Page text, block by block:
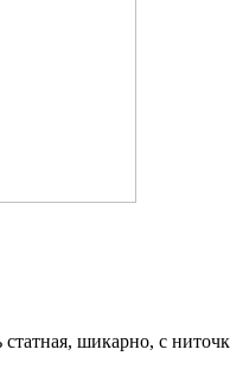
статная, шикарно, с